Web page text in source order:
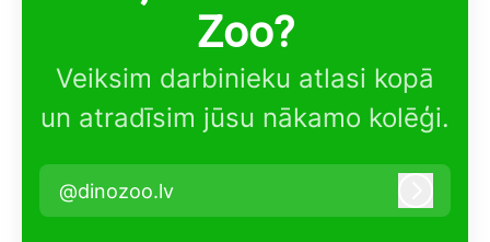
Zoo?
Veiksim darbinieku atlasi kopā
un atradīsim jūsu nākamo kolēģi.
@dinozoo.lv